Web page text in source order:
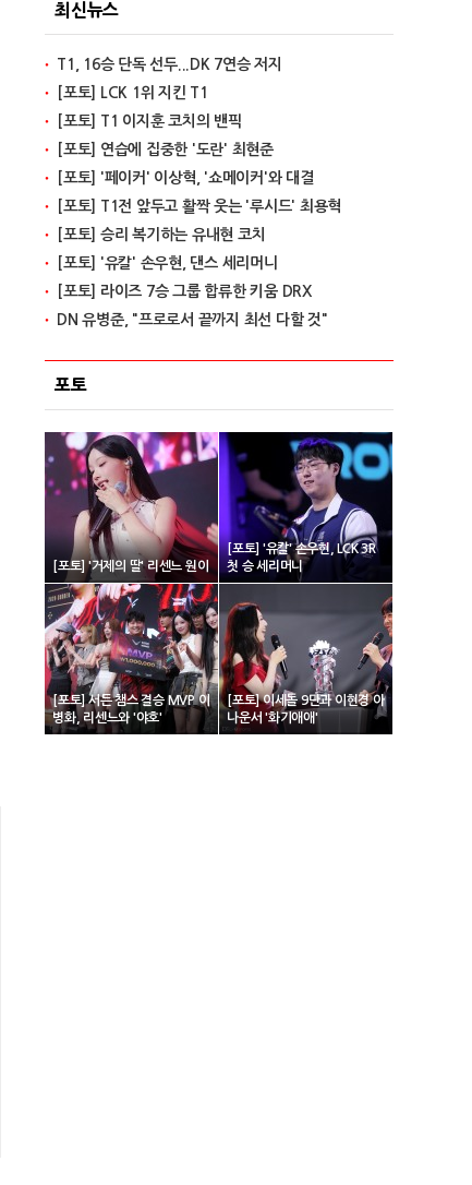
최신뉴스
T1, 16승 단독 선두...DK 7연승 저지
[포토] LCK 1위 지킨 T1
[포토] T1 이지훈 코치의 밴픽
[포토] 연습에 집중한 '도란' 최현준
[포토] '페이커' 이상혁, '쇼메이커'와 대결
[포토] T1전 앞두고 활짝 웃는 '루시드' 최용혁
[포토] 승리 복기하는 유내현 코치
[포토] '유칼' 손우현, 댄스 세리머니
[포토] 라이즈 7승 그룹 합류한 키움 DRX
DN 유병준, "프로로서 끝까지 최선 다할 것"
포토
[포토] '거제의 딸' 리센느 원이
[포토] '유칼' 손우현, LCK 3R
첫 승 세리머니
[포토] 서든 챔스 결승 MVP 이
병화, 리센느와 '야호'
[포토] 이세돌 9단과 이현경 아
나운서 '화기애애'